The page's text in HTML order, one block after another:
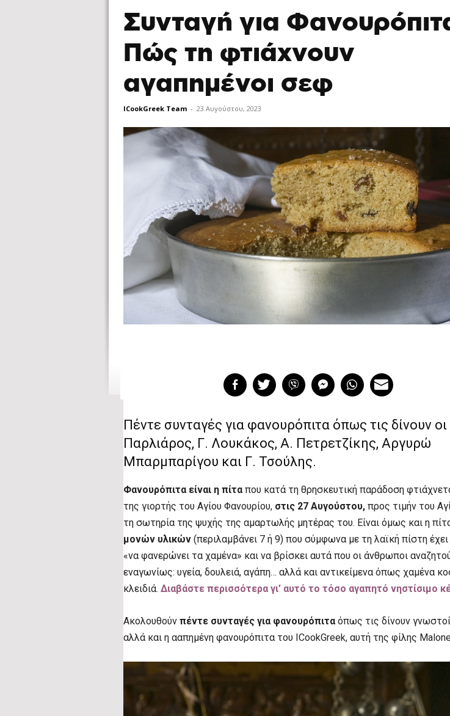
Συνταγή για
Πώς τη φτιάχνουν
αγαπημένοι σεφ
ICookGreek Team - 23 Αυγούστου, 2023
Πέντε συνταγές για φανουρόπιτα όπως τις δίνουν οι
Παρλιάρος, Γ. Λουκάκος, Α. Πετρετζίκης, Αργυρώ
Μπαρμπαρίγου και Γ. Τσούλης.
Φανουρόπιτα είναι η πίτα που κατά τη θρησκευτική παράδοση
της γιορτής του Αγίου Φανουρίου, στις 27 Αυγούστου, προς τιμήν του
τη σωτηρία της ψυχής της αμαρτωλής μητέρας του. Είναι όμως και η
μονών υλικών (περιλαμβάνει 7 ή 9) που σύμφωνα με τη λαϊκή πίστη
«να φανερώνει τα χαμένα» και να βρίσκει αυτά που οι άνθρωποι
εναγωνίως: υγεία, δουλειά, αγάπη… αλλά και αντικείμενα όπως χαμένα
κλειδιά. Διαβάστε περισσότερα γι’ αυτό το τόσο αγαπητό νηστίσιμο
Ακολουθούν πέντε συνταγές για φανουρόπιτα όπως τις δίνουν
αλλά και η ααπημένη φανουρόπιτα του ICookGreek, αυτή της φίλης